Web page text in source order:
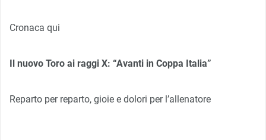
Cronaca qui
Il nuovo Toro ai raggi X: “Avanti in Coppa Italia”
Reparto per reparto, gioie e dolori per l’allenatore